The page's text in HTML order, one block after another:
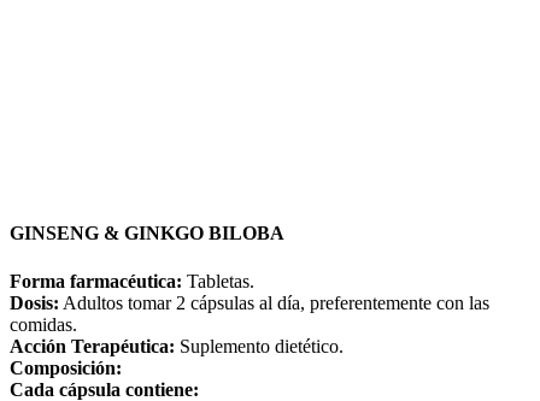
GINSENG & GINKGO BILOBA
Forma farmacéutica: Tabletas.
Dosis: Adultos tomar 2 cápsulas al día, preferentemente con las
comidas.
Acción Terapéutica: Suplemento dietético.
Composición:
Cada cápsula contiene: